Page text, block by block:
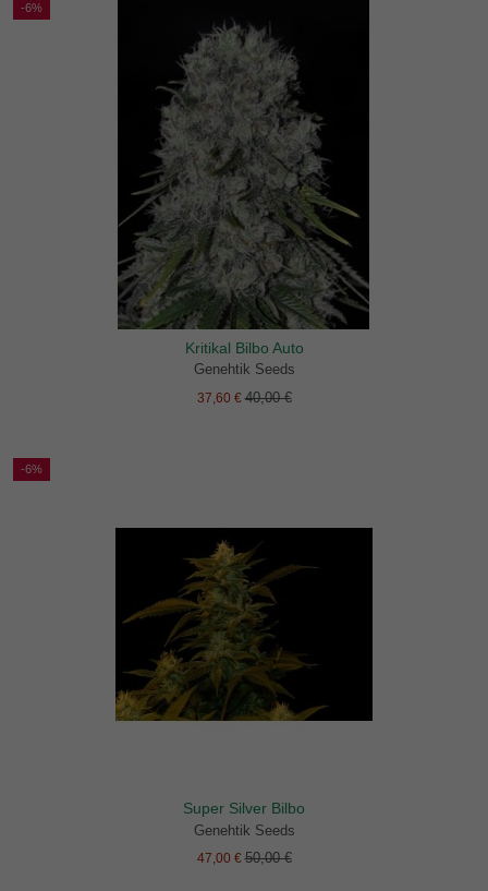
-6%
Kritikal Bilbo Auto
Genehtik Seeds
37,60 €40,00 €
-6%
Super Silver Bilbo
Genehtik Seeds
47,00 €50,00 €